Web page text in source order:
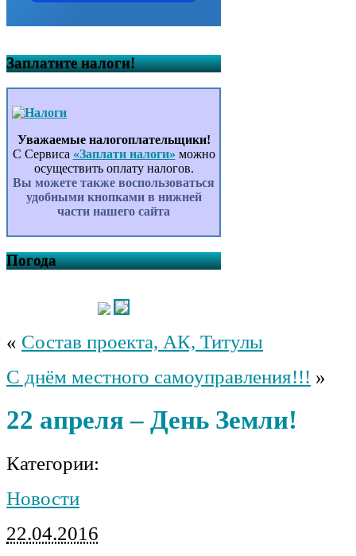
Заплатите налоги!
Уважаемые налогоплательщики!
С Сервиса «Заплати налоги» можно
осуществить оплату налогов.
Вы можете также воспользоваться
удобными кнопками в нижней
части нашего сайта
Погода
« Состав проекта, АК, Титулы
С днём местного самоуправления!!! »
22 апреля – День Земли!
Категории:
Новости
22.04.2016